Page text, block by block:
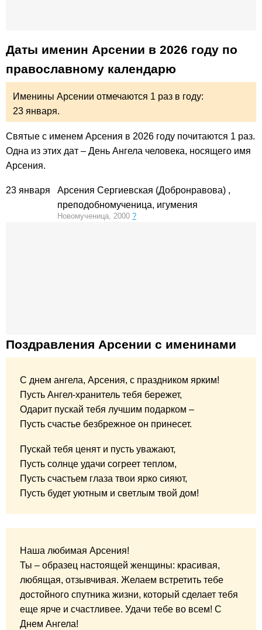
Даты именин Арсении в 2026 году по
православному календарю
Именины Арсении отмечаются 1 раз в году:
23 января.
Святые с именем Арсения в 2026 году почитаются 1 раз.
Одна из этих дат – День Ангела человека, носящего имя
Арсения.
23 января Арсения Сергиевская (Добронравова) ,
преподобномученица, игумения
Новомученица, 2000 ?
Поздравления Арсении с именинами
С днем ангела, Арсения, с праздником ярким!
Пусть Ангел-хранитель тебя бережет,
Одарит пускай тебя лучшим подарком –
Пусть счастье безбрежное он принесет.
Пускай тебя ценят и пусть уважают,
Пусть солнце удачи согреет теплом,
Пусть счастьем глаза твои ярко сияют,
Пусть будет уютным и светлым твой дом!
Наша любимая Арсения!
Ты – образец настоящей женщины: красивая,
любящая, отзывчивая. Желаем встретить тебе
достойного спутника жизни, который сделает тебя
еще ярче и счастливее. Удачи тебе во всем! С
Днем Ангела!